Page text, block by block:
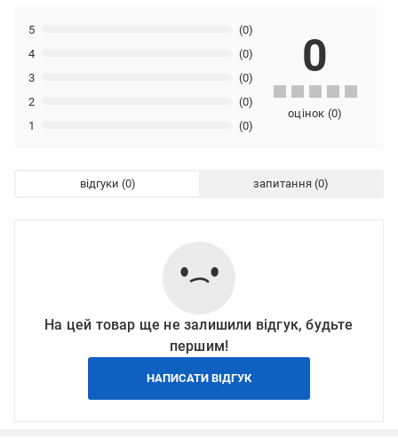
1 (0)
2 (0)
3 (0)
4 (0)
5 (0)
0
оцінок (0)
відгуки запитання
На цей товар ще не залишили відгук, будьте
першим!
НАПИСАТИ ВІДГУК